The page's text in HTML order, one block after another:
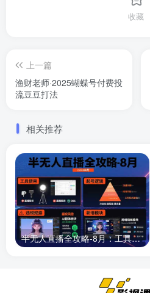
收藏
上一篇
渔财老师·2025蝴蝶号付费投
流豆豆打法
相关推荐
半无人直播全攻略-8月：工具使用+起号逻辑+违规规避,新增AI超体与跨境模块